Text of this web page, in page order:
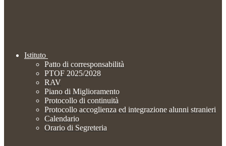
Istituto
Patto di corresponsabilità
PTOF 2025/2028
RAV
Piano di Miglioramento
Protocollo di continuità
Protocollo accoglienza ed integrazione alunni stranieri
Calendario
Orario di Segreteria